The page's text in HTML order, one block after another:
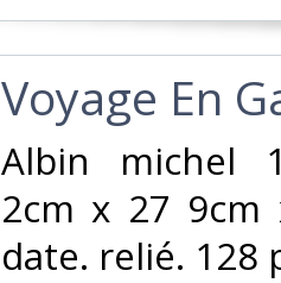
‎Voyage En
‎Albin michel
2cm x 27 9cm
date. relié. 128